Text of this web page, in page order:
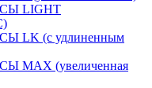
LIGHT
LK (с удлиненным
MAX (увеличенная